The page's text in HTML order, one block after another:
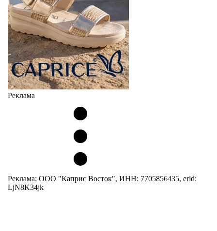
Реклама
Реклама: ООО "Каприс Восток", ИНН: 7705856435, erid:
LjN8K34jk